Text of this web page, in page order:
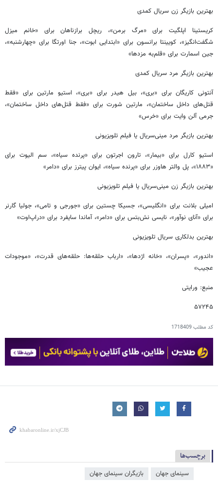
بهترین بازیگر زن سریال کمدی
کریستینا اپلگیت برای «مرگ برمن»، ریچل برازناهان برای «خانم میزل
شگفت‌انگیز»، کویینتا برانسون برای «ابتدایی ابوت»، جنا اورتگا برای «چهارشنبه»،
جین اسمارت برای «قلم‌به مزدها»
بهترین بازیگر مرد سریال کمدی
آنتونی کاریگان برای «بری»، بیل هیدر برای «بری»، استیو مارتین برای «فقط
قتل‌های داخل ساختمان»، مارتین شورت برای «فقط قتل‌های داخل ساختمان»،
جرمی آلن وایت برای «خرس»
بهترین بازیگر مرد مینی‌سریال یا فیلم تلویزیونی
استیو کارل برای «بیمار»، تارون اجرتون برای «پرنده سیاه»، سم الیوت برای
«۱۸۸۳»، پل والتر هاوزر برای «پرنده سیاه»، ایوان پیترز برای «دامر»
بهترین بازیگر زن مینی‌سریال یا فیلم تلویزیونی
امیلی بلانت برای «انگلیسی»، جسیکا چستین برای «جورجی و تامی»، جولیا گارنر
برای «آنای نوآور»، نایسی نش‌بتس برای «دامر»، آماندا سایفرد برای «دراپ‌اوت»
بهترین بدلکاری سریال تلویزیونی
«اندور»، «پسران»، «خانه اژدها»، «ارباب حلقه‌ها: حلقه‌های قدرت»، «موجودات
عجیب»
منبع: ورایتی
۵۷۲۴۵
کد مطلب1718409
برچسب‌ها
سینمای جهان بازیگران سینمای جهان